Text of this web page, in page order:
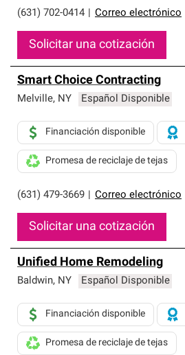
(631) 702-0414 Correo electrónico
Solicitar una cotización
Smart Choice Contracting
Melville, NY Español Disponible
(631) 479-3669 Correo electrónico
Financiación disponible
Promesa de reciclaje de tejas
Solicitar una cotización
Unified Home Remodeling
Baldwin, NY Español Disponible
Financiación disponible
Promesa de reciclaje de tejas